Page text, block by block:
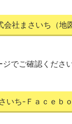
会社まさいち（地
でご確認ください
いち-Ｆａｃｅｂ